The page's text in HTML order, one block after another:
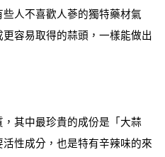
人不喜歡人蔘的獨特藥材氣
容易取得的蒜頭，一樣能做出
其中最珍貴的成份是「大蒜
性成分，也是特有辛辣味的來